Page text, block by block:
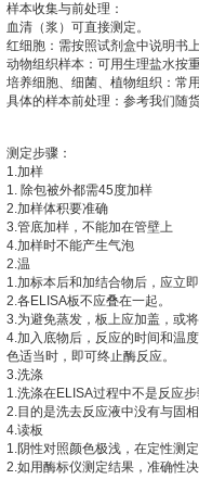
样本收集与前处理：
血清（浆）可直接测定。
红细胞：需按照试剂盒中说明书
动物组织样本：可用生理盐水按
培养细胞、细菌、植物组织：常
具体的样本前处理：参考我们随
测定步骤：
1.加样
1. 除包被外都需45度加样
2.加样体积要准确
3.管底加样，不能加在管壁上
4.加样时不能产生气泡
2.温
1.加标本后和加结合物后，应立
2.各ELISA板不应叠在一起。
3.为避免蒸发，板上应加盖，或
4.加入底物后，反应的时间和温
色适当时，即可终止酶反应。
3.洗涤
1.洗涤在ELISA过程中不是反应
2.目的是洗去反应液中没有与固
4.读板
1.阴性对照颜色极浅，在定性测
2.如用酶标仪测定结果，准确性